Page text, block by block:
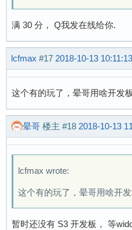
满 30 分， Q我发在线给你.
lcfmax #17 2018-10-13 10:11:13
这个有的玩了，晕哥用啥开发
晕哥 楼主 #18 2018-10-13
lcfmax wrote:
这个有的玩了，晕哥用啥开发
暂时还没有 S3 开发板， 等